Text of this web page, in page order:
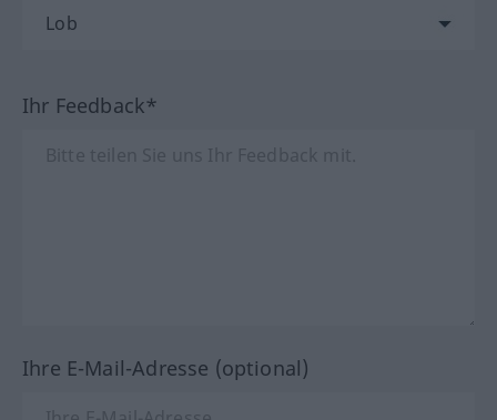
Ihr Feedback*
Ihre E-Mail-Adresse (optional)